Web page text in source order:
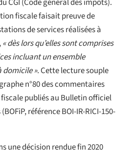
CGI (Code général des impôts).
fiscale faisait preuve de
de services réalisées à
« dès lors qu’elles sont comprises
incluant un ensemble
domicile ». Cette lecture souple
n°80 des commentaires
publiés au Bulletin officiel
référence BOI-IR-RICI-150-
une décision rendue fin 2020